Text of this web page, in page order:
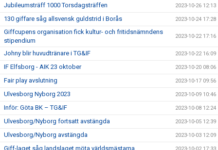
Jubileumsträff 1000 Torsdagsträffen 2023-10-26 12:13
130 giffare såg allsvensk guldstrid i Borås 2023-10-24 17:28
Giffcupens organisation fick kultur- och fritidsnämndens
stipendium
2023-10-22 17:16
Johny blir huvudtränare i TG&IF 2023-10-22 16:09
IF Elfsborg - AIK 23 oktober 2023-10-20 08:06
Fair play avslutning 2023-10-17 09:56
Ulvesborg Nyborg 2023 2023-10-09 10:46
Inför: Göta BK – TG&IF 2023-10-08 12:24
Ulvesborg/Nyborg fortsatt avstängda 2023-10-05 12:39
Ulvesborg/Nyborg avstängda 2023-10-03 12:09
Giff-laget såg landslaget möta världsmästarna